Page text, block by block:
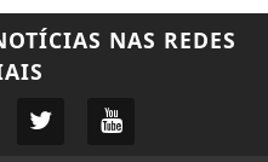
NAS REDES